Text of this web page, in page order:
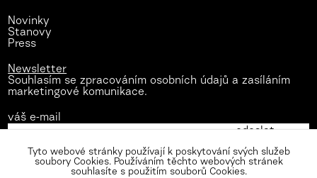
Novinky
Stanovy
Press
Newsletter
Souhlasím se zpracováním osobních údajů a zasíláním
marketingové komunikace.
váš e-mail
Tyto webové stránky používají k poskytování svých služeb
soubory Cookies. Používáním těchto webových stránek
souhlasíte s použitím souborů Cookies.